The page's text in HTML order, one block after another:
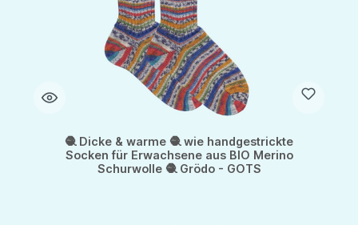
🧶 Dicke & warme 🧶 wie handgestrickte
Socken für Erwachsene aus BIO Merino
Schurwolle 🧶 Grödo - GOTS